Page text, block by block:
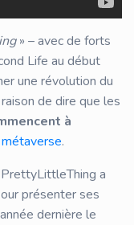
» – avec de forts
Life au début
une révolution du
de dire que les
à
.
a
présenter ses
dernière le